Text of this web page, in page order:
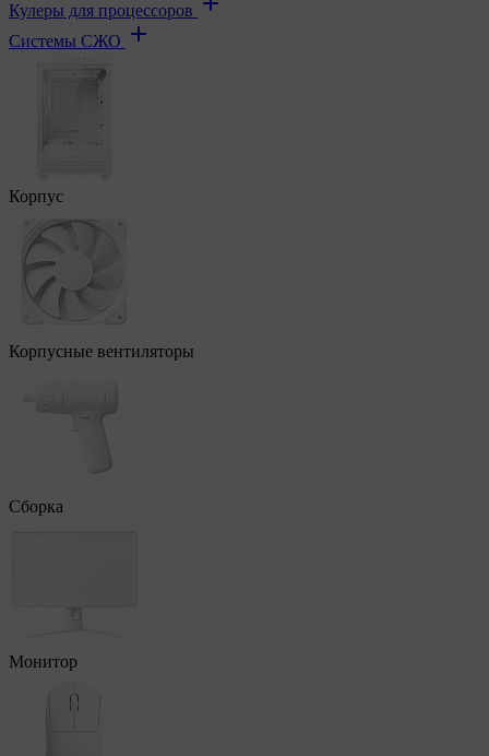
Кулеры для процессоров
Системы СЖО
Корпус
Корпусные вентиляторы
Сборка
Монитор